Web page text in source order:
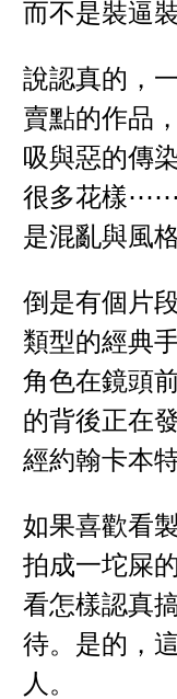
而不是裝逼
說認真的，
賣點的作品
吸與惡的傳
很多花樣⋯⋯
是混亂與風
倒是有個片
類型的經典
角色在鏡頭
的背後正在
經約翰卡本
如果喜歡看
拍成一坨屎
看怎樣認真
待。是的，
人。